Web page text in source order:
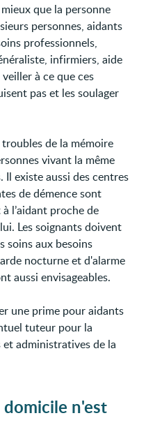
que la personne
personnes, aidants
professionnels,
infirmiers, aide
à ce que ces
pas et les soulager
de la mémoire
vivant la même
existe aussi des centres
de démence sont
l’aidant proche de
Les soignants doivent
soins aux besoins
nocturne et d'alarme
aussi envisageables.
une prime pour aidants
tuteur pour la
administratives de la
n'est